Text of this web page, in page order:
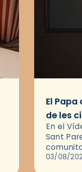
El
de les
En el
Sant
03/08/